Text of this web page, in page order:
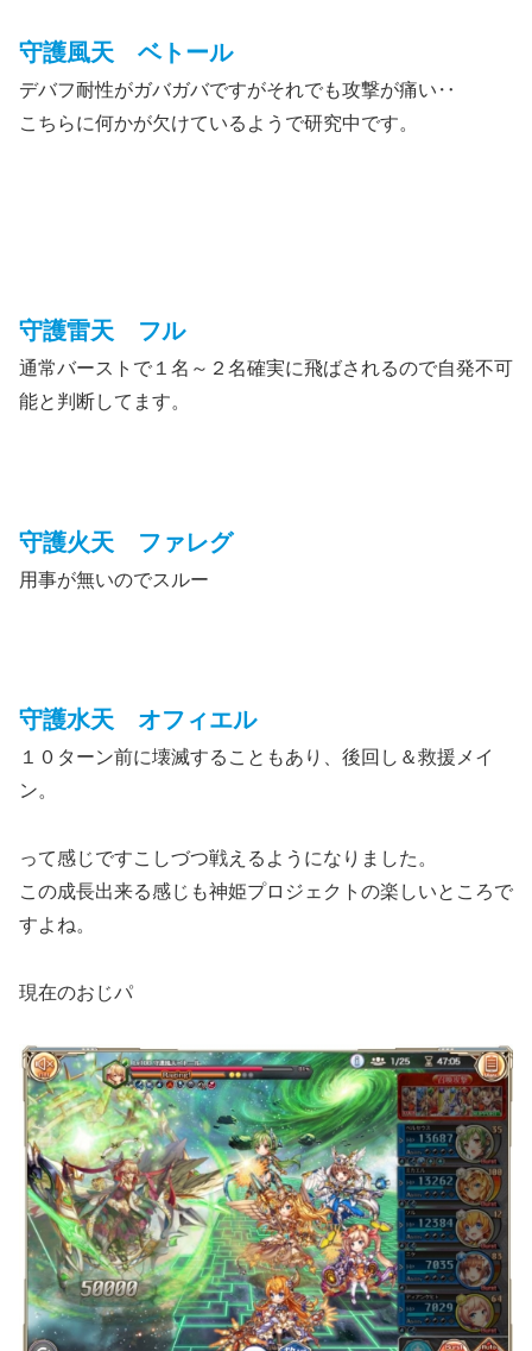
守護風天 ベトール
デバフ耐性がガバガバですがそれでも攻撃が痛い‥
こちらに何かが欠けているようで研究中です。
守護雷天 フル
通常バーストで１名～２名確実に飛ばされるので自発不可
能と判断してます。
守護火天 ファレグ
用事が無いのでスルー
守護水天 オフィエル
１０ターン前に壊滅することもあり、後回し＆救援メイ
ン。
って感じですこしづつ戦えるようになりました。
この成長出来る感じも神姫プロジェクトの楽しいところで
すよね。
現在のおじパ